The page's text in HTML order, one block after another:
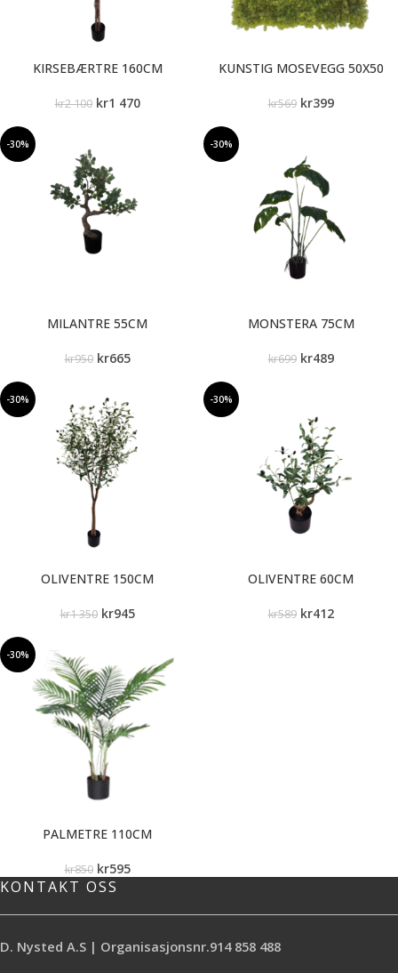
KIRSEBÆRTRE 160CM
kr2 100 kr1 470
KUNSTIG MOSEVEGG 50X50
kr569 kr399
-30%
MILANTRE 55CM
kr950 kr665
-30%
MONSTERA 75CM
kr699 kr489
-30%
OLIVENTRE 150CM
kr1 350 kr945
-30%
OLIVENTRE 60CM
kr589 kr412
-30%
PALMETRE 110CM
kr850 kr595
KONTAKT OSS
D. Nysted A.S | Organisasjonsnr.914 858 488